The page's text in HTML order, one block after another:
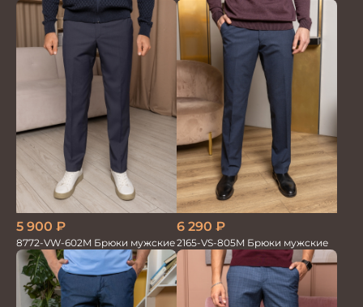
5 900 ₽
8772-VW-602M Брюки мужские
6 290 ₽
2165-VS-805M Брюки мужские